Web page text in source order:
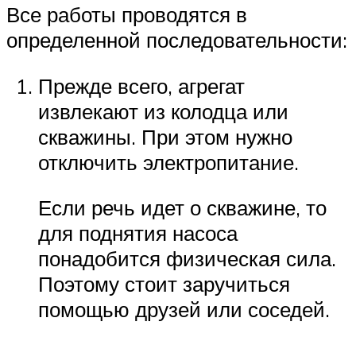
Все работы проводятся в
определенной последовательности:
Прежде всего, агрегат
извлекают из колодца или
скважины. При этом нужно
отключить электропитание.
Если речь идет о скважине, то
для поднятия насоса
понадобится физическая сила.
Поэтому стоит заручиться
помощью друзей или соседей.